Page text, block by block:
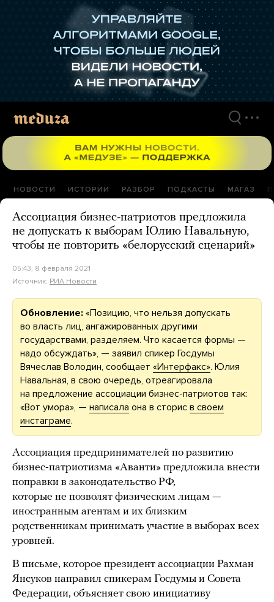
НОВОСТИ ИСТОРИИ РАЗБОР ПОДКАСТЫ МАГАЗ
Ассоциация бизнес-патриотов предложила
не допускать к выборам Юлию Навальную,
чтобы не повторить «белорусский сценарий»
05:43, 8 февраля 2021
Источник: РИА Новости
Обновление: «Позицию, что нельзя допускать
во власть лиц, ангажированных другими
государствами, разделяем. Что касается формы —
надо обсуждать», — заявил спикер Госдумы
Вячеслав Володин, сообщает «Интерфакс». Юлия
Навальная, в свою очередь, отреагировала
на предложение ассоциации бизнес-патриотов так:
«Вот умора», — написала она в сторис в своем
инстаграме.
Ассоциация предпринимателей по развитию
бизнес-патриотизма «Аванти» предложила внести
поправки в законодательство РФ,
которые не позволят физическим лицам —
иностранным агентам и их близким
родственникам принимать участие в выборах всех
уровней.
В письме, которое президент ассоциации Рахман
Янсуков направил спикерам Госдумы и Совета
Федерации, объясняет свою инициативу